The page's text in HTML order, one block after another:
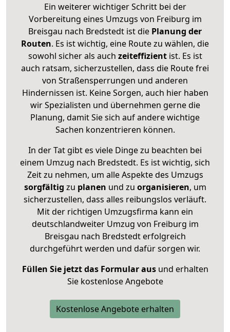
Ein weiterer wichtiger Schritt bei der
Vorbereitung eines Umzugs von Freiburg im
Breisgau nach Bredstedt ist die Planung der
Routen. Es ist wichtig, eine Route zu wählen, die
sowohl sicher als auch zeiteffizientist. Es ist
auch ratsam, sicherzustellen, dass die Route frei
von Straßensperrungen und anderen
Hindernissen ist. Keine Sorgen, auch hier haben
wir Spezialisten und übernehmen gerne die
Planung, damit Sie sich auf andere wichtige
Sachen konzentrieren können.
In der Tat gibt es viele Dinge zu beachten bei
einem Umzug nach Bredstedt. Es ist wichtig, sich
Zeit zu nehmen, um alle Aspekte des Umzugs
sorgfältig zu planen und zu organisieren, um
sicherzustellen, dass alles reibungslos verläuft.
Mit der richtigen Umzugsfirma kann ein
deutschlandweiter Umzug von Freiburg im
Breisgau nach Bredstedt erfolgreich
durchgeführt werden und dafür sorgen wir.
Füllen Sie jetzt das Formular ausund erhalten
Sie kostenlose Angebote
Kostenlose Angebote erhalten